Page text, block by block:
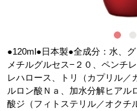
●120ml●日本製●全成分：水、
メチルグルセス−２０、ペンチ
レハロース、トリ（カプリル／
ルロン酸Ｎａ、加水分解ヒアル
酸ジ（フィトステリル／オクチ